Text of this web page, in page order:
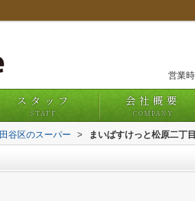
営業
スタッフ
STAFF
会社概要
COMPANY
谷区のスーパー > まいばすけっと松原二丁